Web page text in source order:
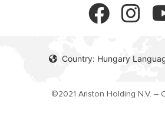
Country: Hungary
Vevőszolgálat
Műszaki Konzultáció
©2021 Ariston Holding N.V. –